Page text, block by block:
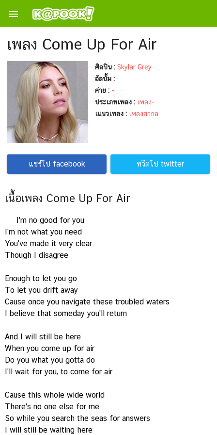

เพลง Come Up For Air
ศิลปิน : Skylar Grey
อัลบั้ม : -
ค่าย : -
ประเภทเพลง : เพลง-
เแนวเพลง : เพลงสากล
แชร์ไป facebook ทวีตไป twitter
เนื้อเพลง Come Up For Air
I'm no good for you
I'm not what you need
You've made it very clear
Though I disagree
Enough to let you go
To let you drift away
Cause once you navigate these troubled waters
I believe that someday you'll return
And I will still be here
When you come up for air
Do you what you gotta do
I'll wait for you, to come for air
Cause this whole wide world
There's no one else for me
So while you search the seas for answers
I will still be waiting here